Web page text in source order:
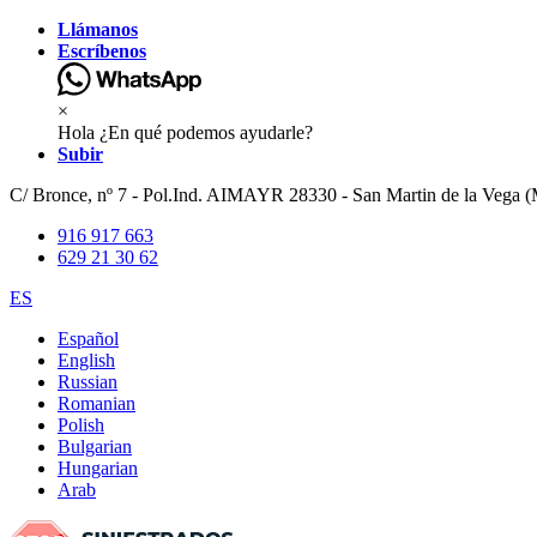
Llámanos
Escríbenos
×
Hola ¿En qué podemos ayudarle?
Subir
C/ Bronce, nº 7 - Pol.Ind. AIMAYR 28330 - San Martin de la Vega
916 917 663
629 21 30 62
ES
Español
English
Russian
Romanian
Polish
Bulgarian
Hungarian
Arab